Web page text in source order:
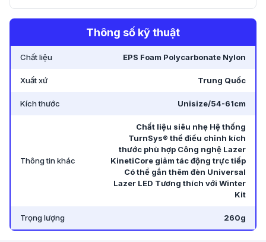
Thông số kỹ thuật
Chất liệu EPS Foam Polycarbonate Nylon
Xuất xứ Trung Quốc
Kích thước Unisize/54-61cm
Thông tin khác
Chất liệu siêu nhẹ Hệ thống
TurnSys® thể điều chỉnh kích
thước phù hợp Công nghệ Lazer
KinetiCore giảm tác động trực tiếp
Có thể gắn thêm đèn Universal
Lazer LED Tương thích với Winter
Kit
Trọng lượng 260g